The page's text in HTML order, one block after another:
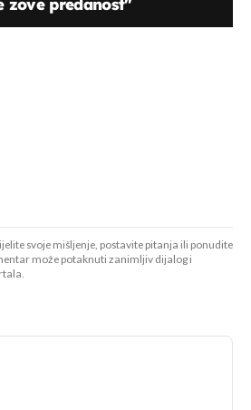
zove predanost"
svoje mišljenje, postavite pitanja ili ponudite
može potaknuti zanimljiv dijalog i